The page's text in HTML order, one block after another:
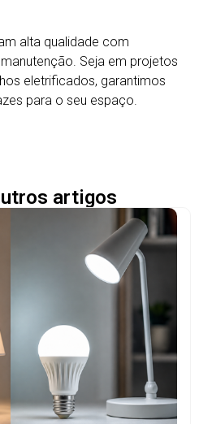
alta qualidade com
Seja em projetos
eletrificados, garantimos
para o seu espaço.
artigos